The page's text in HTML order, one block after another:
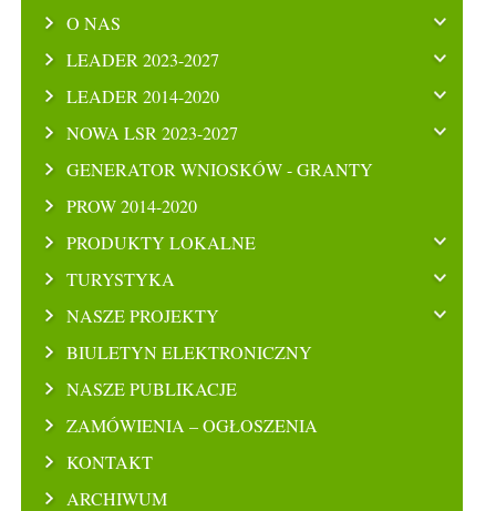
O NAS
LEADER 2023-2027
LEADER 2014-2020
NOWA LSR 2023-2027
GENERATOR WNIOSKÓW - GRANTY
PROW 2014-2020
PRODUKTY LOKALNE
TURYSTYKA
NASZE PROJEKTY
BIULETYN ELEKTRONICZNY
NASZE PUBLIKACJE
ZAMÓWIENIA – OGŁOSZENIA
KONTAKT
ARCHIWUM